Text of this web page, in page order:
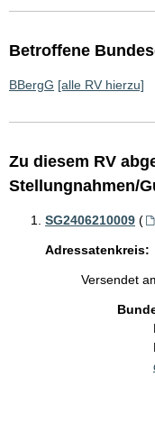
Betroffene
BBergG [alle RV hierzu]
Zu diesem RV
Stellungnahmen/
SG2406210009 (
Adressatenkreis:
Versendet